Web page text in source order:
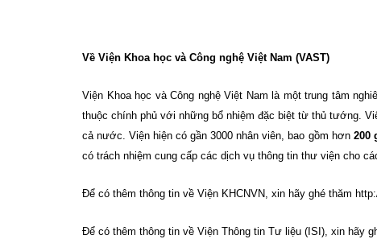
Về Viện Khoa học và Công nghệ Việt Nam (VAST)
Viện Khoa học và Công nghệ Việt Nam là một trung tâm
thuộc chính phủ với những bổ nhiệm đặc biệt từ thủ tướng.
cả nước. Viện hiện có gần 3000 nhân viên, bao gồm hơn 200
có trách nhiệm cung cấp các dịch vụ thông tin thư viện cho
Để có thêm thông tin về Viện KHCNVN, xin hãy ghé thăm
Để có thêm thông tin về Viện Thông tin Tư liệu (ISI), xin hãy